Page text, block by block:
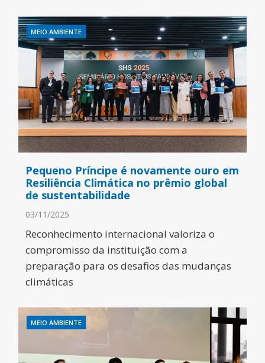
MEIO AMBIENTE
Pequeno Príncipe é novamente ouro em
Resiliência Climática no prêmio global
de sustentabilidade
03/11/2025
Reconhecimento internacional valoriza o
compromisso da instituição com a
preparação para os desafios das mudanças
climáticas
MEIO AMBIENTE